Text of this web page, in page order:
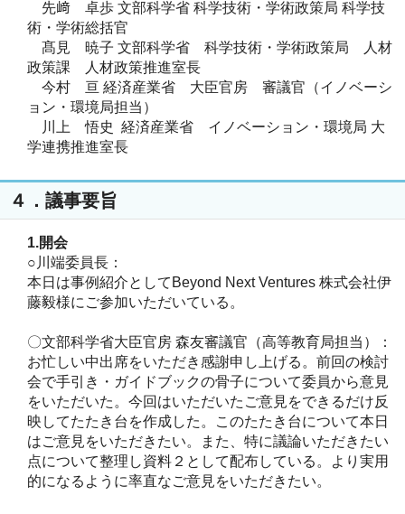
先﨑 卓歩 文部科学省 科学技術・学術政策局 科学技
術・学術総括官
髙見 暁子 文部科学省 科学技術・学術政策局 人材
政策課 人材政策推進室長
今村 亘 経済産業省 大臣官房 審議官（イノベーシ
ョン・環境局担当）
川上 悟史 経済産業省 イノベーション・環境局 大
学連携推進室長
４．議事要旨
1.開会
○川端委員長：
本日は事例紹介としてBeyond Next Ventures 株式会社伊
藤毅様にご参加いただいている。
〇文部科学省大臣官房 森友審議官（高等教育局担当）：
お忙しい中出席をいただき感謝申し上げる。前回の検討
会で手引き・ガイドブックの骨子について委員から意見
をいただいた。今回はいただいたご意見をできるだけ反
映してたたき台を作成した。このたたき台について本日
はご意見をいただきたい。また、特に議論いただきたい
点について整理し資料２として配布している。より実用
的になるように率直なご意見をいただきたい。